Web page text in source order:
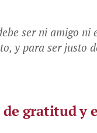
ser ni amigo ni
y para ser justo
de gratitud y